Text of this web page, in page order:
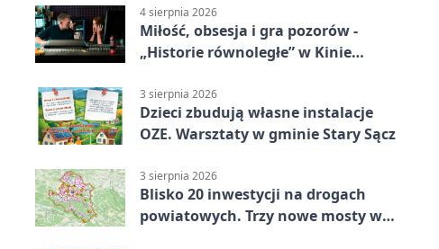
4 sierpnia 2026
Miłość, obsesja i gra pozorów -
„Historie równoległe” w Kinie
3 sierpnia 2026
Dzieci zbudują własne instalacje
OZE. Warsztaty w gminie Stary Sącz
3 sierpnia 2026
Blisko 20 inwestycji na drogach
powiatowych. Trzy nowe mosty w